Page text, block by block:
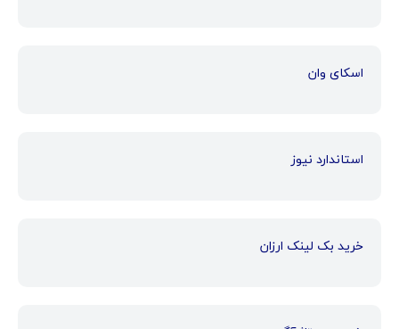
اسکای وان
استاندارد نیوز
خرید بک لینک ارزان